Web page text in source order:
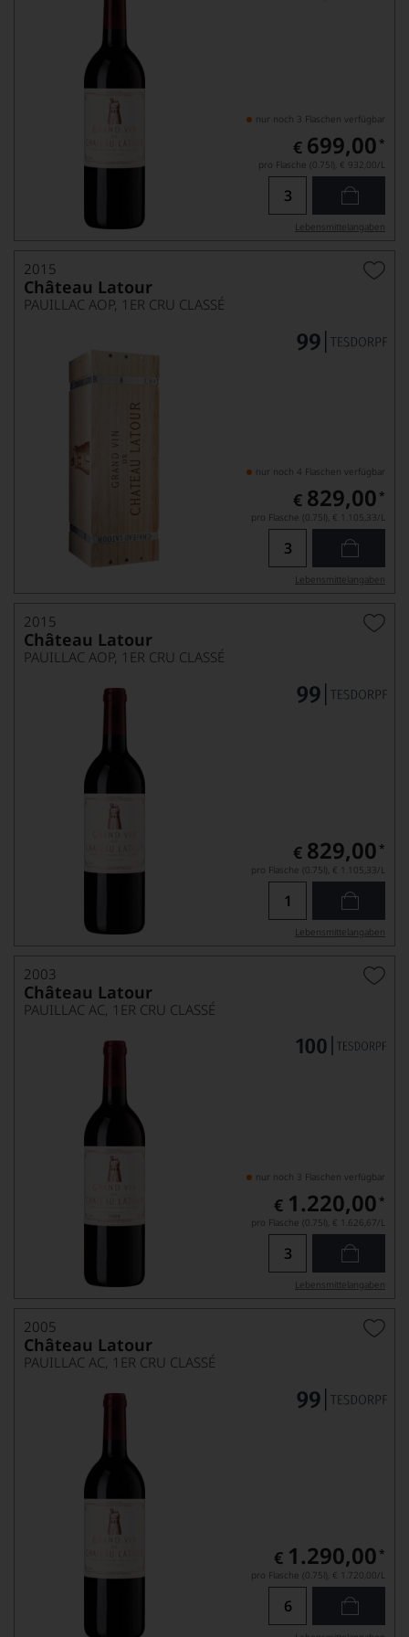
nur noch 3 Flaschen verfügbar
€ 699,00 *
pro Flasche (0.75l), € 932,00/L
Lebensmittel­angaben
2015
Château Latour
PAUILLAC AOP, 1ER CRU CLASSÉ
nur noch 4 Flaschen verfügbar
€ 829,00 *
pro Flasche (0.75l), € 1.105,33/L
Lebensmittel­angaben
2015
Château Latour
PAUILLAC AOP, 1ER CRU CLASSÉ
€ 829,00 *
pro Flasche (0.75l), € 1.105,33/L
Lebensmittel­angaben
2003
Château Latour
PAUILLAC AC, 1ER CRU CLASSÉ
nur noch 3 Flaschen verfügbar
€ 1.220,00 *
pro Flasche (0.75l), € 1.626,67/L
Lebensmittel­angaben
2005
Château Latour
PAUILLAC AC, 1ER CRU CLASSÉ
€ 1.290,00 *
pro Flasche (0.75l), € 1.720,00/L